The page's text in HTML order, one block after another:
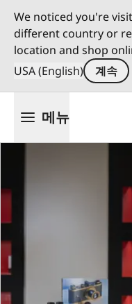
We noticed you're
different country or
location and shop
USA (English)
계속
메뉴